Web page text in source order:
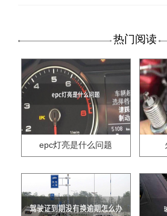
热门阅读
epc灯亮是什么问题